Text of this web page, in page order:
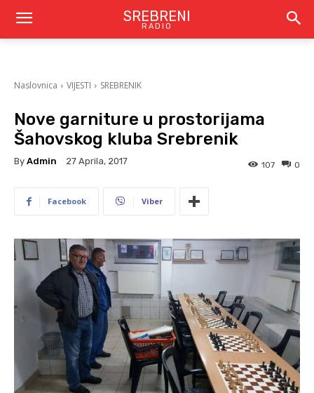
SREBRENI
RADIO
Naslovnica VIJESTI SREBRENIK
Nove garniture u prostorijama
Šahovskog kluba Srebrenik
By Admin 27 Aprila, 2017 0
107
Facebook Viber